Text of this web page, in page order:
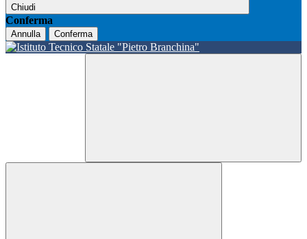
Chiudi
Conferma
Annulla Conferma